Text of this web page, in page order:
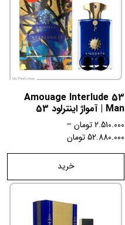
Amouage Interlude 53
Man | آمواژ اینترلود 53
2.510.000تومان –
52.880.000تومان
خرید